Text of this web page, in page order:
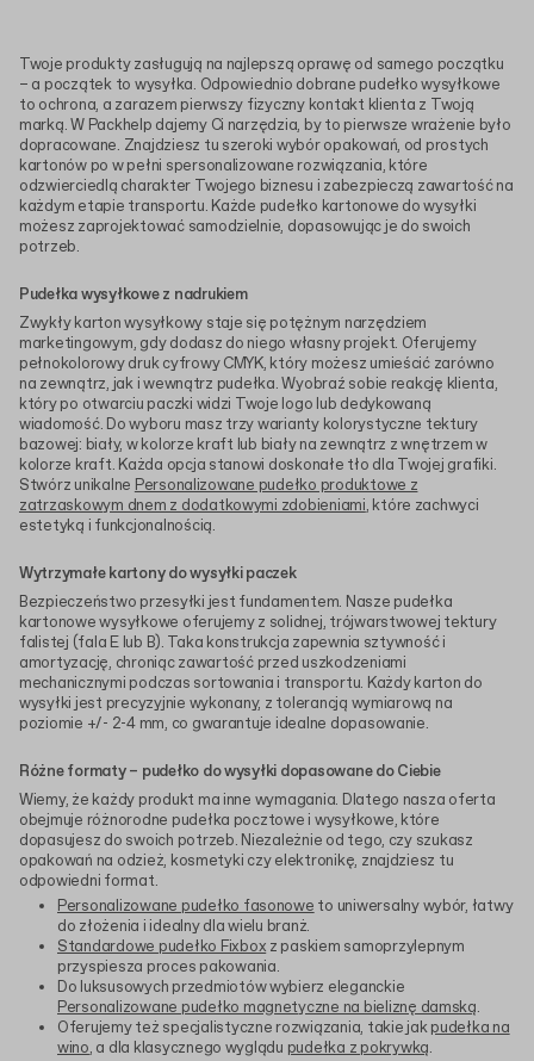
Twoje produkty zasługują na najlepszą oprawę od samego początku
– a początek to wysyłka. Odpowiednio dobrane pudełko wysyłkowe
to ochrona, a zarazem pierwszy fizyczny kontakt klienta z Twoją
marką. W Packhelp dajemy Ci narzędzia, by to pierwsze wrażenie było
dopracowane. Znajdziesz tu szeroki wybór opakowań, od prostych
kartonów po w pełni spersonalizowane rozwiązania, które
odzwierciedlą charakter Twojego biznesu i zabezpieczą zawartość na
każdym etapie transportu. Każde pudełko kartonowe do wysyłki
możesz zaprojektować samodzielnie, dopasowując je do swoich
potrzeb.
Pudełka wysyłkowe z nadrukiem
Zwykły karton wysyłkowy staje się potężnym narzędziem
marketingowym, gdy dodasz do niego własny projekt. Oferujemy
pełnokolorowy druk cyfrowy CMYK, który możesz umieścić zarówno
na zewnątrz, jak i wewnątrz pudełka. Wyobraź sobie reakcję klienta,
który po otwarciu paczki widzi Twoje logo lub dedykowaną
wiadomość. Do wyboru masz trzy warianty kolorystyczne tektury
bazowej: biały, w kolorze kraft lub biały na zewnątrz z wnętrzem w
kolorze kraft. Każda opcja stanowi doskonałe tło dla Twojej grafiki.
Stwórz unikalne Personalizowane pudełko produktowe z
zatrzaskowym dnem z dodatkowymi zdobieniami, które zachwyci
estetyką i funkcjonalnością.
Wytrzymałe kartony do wysyłki paczek
Bezpieczeństwo przesyłki jest fundamentem. Nasze pudełka
kartonowe wysyłkowe oferujemy z solidnej, trójwarstwowej tektury
falistej (fala E lub B). Taka konstrukcja zapewnia sztywność i
amortyzację, chroniąc zawartość przed uszkodzeniami
mechanicznymi podczas sortowania i transportu. Każdy karton do
wysyłki jest precyzyjnie wykonany, z tolerancją wymiarową na
poziomie +/- 2-4 mm, co gwarantuje idealne dopasowanie.
Różne formaty – pudełko do wysyłki dopasowane do Ciebie
Wiemy, że każdy produkt ma inne wymagania. Dlatego nasza oferta
obejmuje różnorodne pudełka pocztowe i wysyłkowe, które
dopasujesz do swoich potrzeb. Niezależnie od tego, czy szukasz
opakowań na odzież, kosmetyki czy elektronikę, znajdziesz tu
odpowiedni format.
Personalizowane pudełko fasonowe to uniwersalny wybór, łatwy
do złożenia i idealny dla wielu branż.
Standardowe pudełko Fixbox z paskiem samoprzylepnym
przyspiesza proces pakowania.
Do luksusowych przedmiotów wybierz eleganckie
Personalizowane pudełko magnetyczne na bieliznę damską.
Oferujemy też specjalistyczne rozwiązania, takie jakpudełka na
wino, a dla klasycznego wyglądu pudełka z pokrywką.